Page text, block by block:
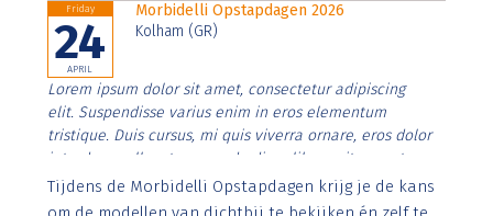
Friday
24
APRIL
Morbidelli Opstapdagen 2026
Kolham (GR)
Lorem ipsum dolor sit amet, consectetur adipiscing
elit. Suspendisse varius enim in eros elementum
tristique. Duis cursus, mi quis viverra ornare, eros dolor
interdum nulla, ut commodo diam libero vitae erat.
Aenean faucibus nibh et justo cursus id rutrum lorem
imperdiet. Nunc ut sem vitae risus tristique posuere.
Tijdens de Morbidelli Opstapdagen krijg je de kans